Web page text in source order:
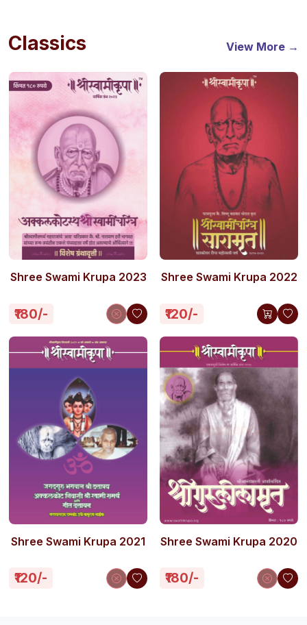
Classics View More →
Shree Swami Krupa 2023
₹180/-
Shree Swami Krupa 2022
₹120/-
Shree Swami Krupa 2021
₹120/-
Shree Swami Krupa 2020
₹180/-